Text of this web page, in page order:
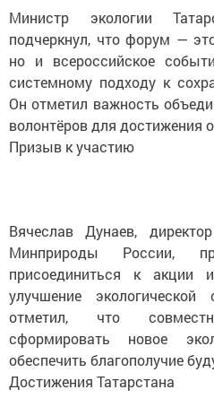
Министр экологии
подчеркнул, что форум —
но и всероссийское
системному подходу к
Он отметил важность
волонтёров для достижения
Призыв к участию
Вячеслав Дунаев,
Минприроды России,
присоединиться к
улучшение
отметил, что
сформировать новое
обеспечить благополучие
Достижения Татарстана